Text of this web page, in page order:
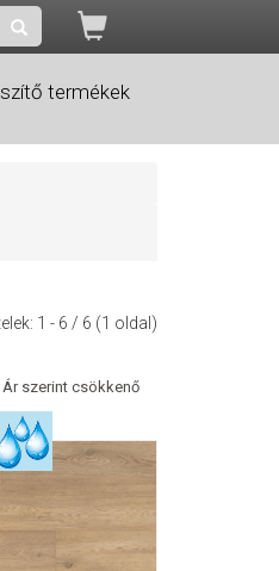
termékek
1 - 6 / 6 (1 oldal)
Ár szerint csökkenő